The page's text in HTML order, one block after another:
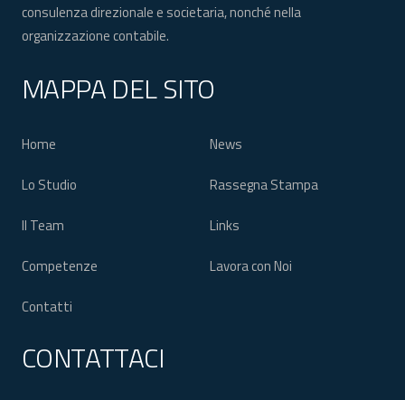
consulenza direzionale e societaria, nonché nella
organizzazione contabile.
MAPPA DEL SITO
Home
Lo Studio
Il Team
Competenze
Contatti
News
Rassegna Stampa
Links
Lavora con Noi
CONTATTACI